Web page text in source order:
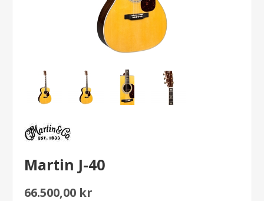
Martin J-40
66.500,00 kr